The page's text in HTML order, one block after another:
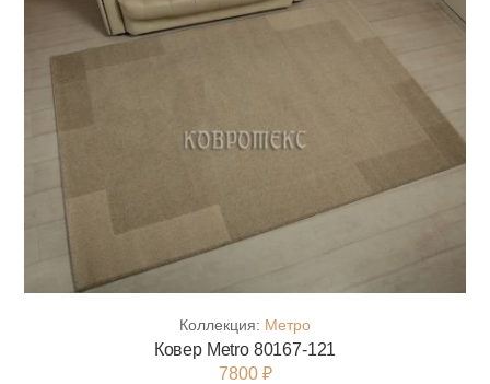
Коллекция: Метро
Ковер Metro 80167-121
7800 ₽